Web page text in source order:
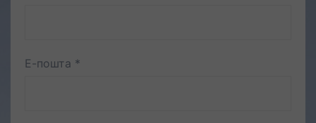
Е-пошта *